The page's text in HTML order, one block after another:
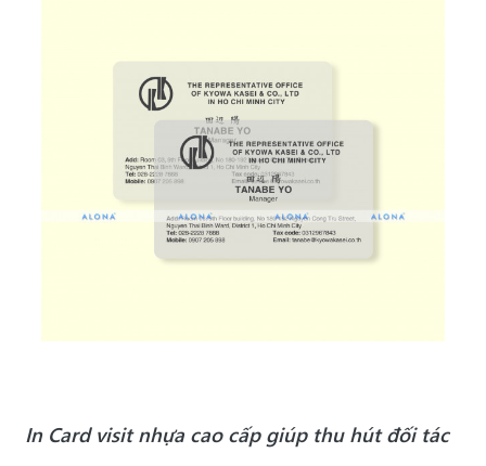
In Card visit nhựa cao cấp giúp thu hút đối tác